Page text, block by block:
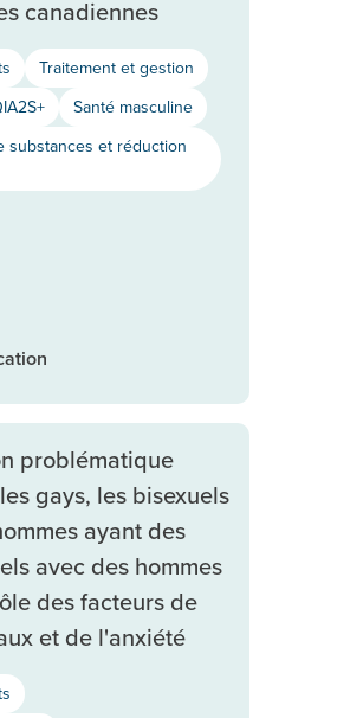
canadiennes
Traitement et gestion
Santé masculine
substances et réduction
problématique
gays, les bisexuels
ayant des
avec des hommes
des facteurs de
et de l'anxiété